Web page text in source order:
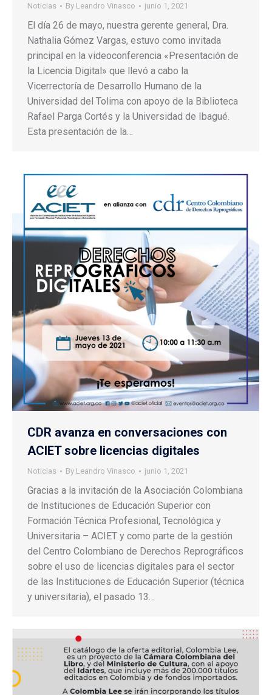
Noticias By Leandro Vinasco junio 1, 2021
El día 26 de mayo, nuestra gerente general, Dra.
Nathalia Gómez Vargas, estuvo como invitada
principal en la videoconferencia «Presentación de
la Licencia Digital» que llevó a cabo la
Vicerrectoría de Desarrollo Humano de la
Universidad del Tolima con apoyo de la Biblioteca
Rafael Parga Cortés y la Universidad de Ibagué.
Esta presentación de la…
CDR avanza en conversaciones con
ACIET sobre licencias digitales
Noticias By Leandro Vinasco junio 1, 2021
Gracias a la invitación de la Asociación Colombiana
de Instituciones de Educación Superior con
Formación Técnica Profesional, Tecnológica y
Universitaria – ACIET y como parte de la gestión
del Centro Colombiano de Derechos Reprográficos
sobre el uso de licencias digitales para el sector
de las Instituciones de Educación Superior (técnica
y universitaria), el pasado 13…